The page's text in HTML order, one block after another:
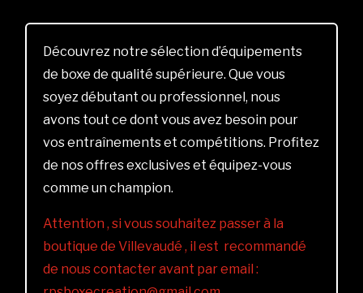
Découvrez notre sélection d’équipements
de boxe de qualité supérieure. Que vous
soyez débutant ou professionnel, nous
avons tout ce dont vous avez besoin pour
vos entraînements et compétitions. Profitez
de nos offres exclusives et équipez-vous
comme un champion.
Attention , si vous souhaitez passer à la
boutique de Villevaudé , il est recommandé
de nous contacter avant par email :